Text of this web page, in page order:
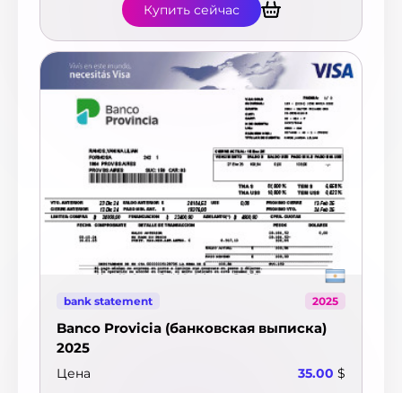
Купить сейчас
bank statement 2025
Banco Provicia (банковская выписка)
2025
Цена 35.00 $